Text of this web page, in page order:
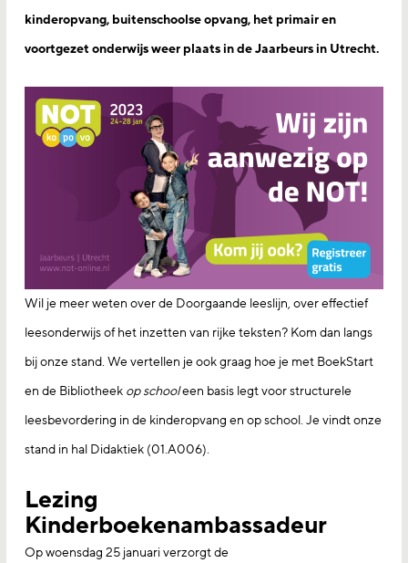
kinderopvang, buitenschoolse opvang, het primair en
voortgezet onderwijs weer plaats in de Jaarbeurs in Utrecht.
Wil je meer weten over de Doorgaande leeslijn, over effectief
leesonderwijs of het inzetten van rijke teksten? Kom dan langs
bij onze stand. We vertellen je ook graag hoe je met BoekStart
en de Bibliotheek op schooleen basis legt voor structurele
leesbevordering in de kinderopvang en op school. Je vindt onze
stand in hal Didaktiek (01.A006).
Lezing
Kinderboekenambassadeur
Op woensdag 25 januari verzorgt de